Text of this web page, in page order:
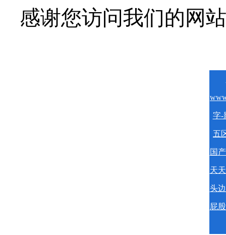
感谢您访问我们的网
字-
五
国
天
头
屁